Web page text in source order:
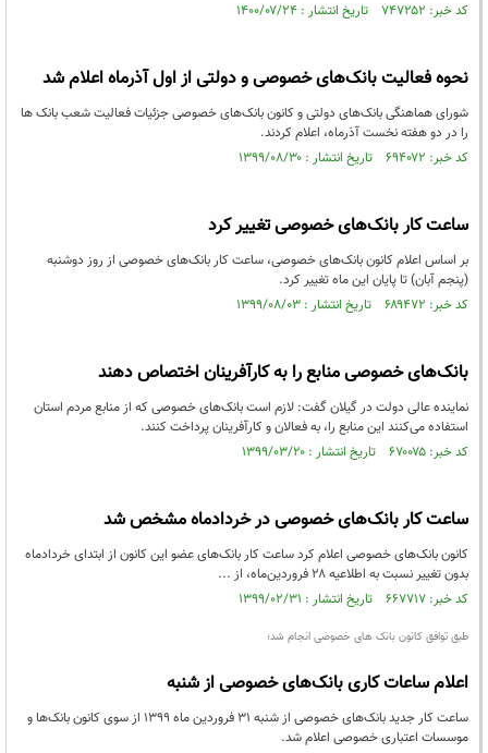
کد خبر: ۷۴۷۲۵۲ تاریخ انتشار : ۱۴۰۰/۰۷/۲۴
نحوه فعالیت بانک‌های خصوصی و دولتی از اول آذرماه اعلام شد
شورای هماهنگی بانک‌های دولتی و کانون بانک‌های خصوصی جزئیات فعالیت شعب بانک ها
را در دو هفته نخست آذرماه، اعلام کردند.
کد خبر: ۶۹۴۰۷۲ تاریخ انتشار : ۱۳۹۹/۰۸/۳۰
ساعت کار بانک‌های خصوصی تغییر کرد
بر اساس اعلام کانون بانک‌های خصوصی، ساعت کار بانک‌های خصوصی از روز دوشنبه
(پنجم آبان) تا پایان این ماه تغییر کرد.
کد خبر: ۶۸۹۴۷۲ تاریخ انتشار : ۱۳۹۹/۰۸/۰۳
بانک‌های خصوصی منابع را به کارآفرینان اختصاص دهند
نماینده عالی دولت در گیلان گفت: لازم است بانک‌های خصوصی که از منابع مردم استان
استفاده می‌کنند این منابع را، به فعالان و کارآفرینان پرداخت کنند.
کد خبر: ۶۷۰۰۷۵ تاریخ انتشار : ۱۳۹۹/۰۳/۲۰
ساعت کار بانک‌های خصوصی در خردادماه مشخص شد
کانون بانک‌های خصوصی اعلام کرد ساعت کار بانک‌های عضو این کانون از ابتدای خردادماه
بدون تغییر نسبت به اطلاعیه ۲۸ فروردین‌ماه، از ...
کد خبر: ۶۶۷۷۱۷ تاریخ انتشار : ۱۳۹۹/۰۲/۳۱
طبق توافق کانون بانک های خصوصی انجام شد؛
اعلام ساعات کاری بانک‌های خصوصی از شنبه
ساعت کار جدید بانک‌های خصوصی از شنبه ۳۱ فروردین ماه ۱۳۹۹ از سوی کانون بانک‌ها و
موسسات اعتباری خصوصی اعلام شد.